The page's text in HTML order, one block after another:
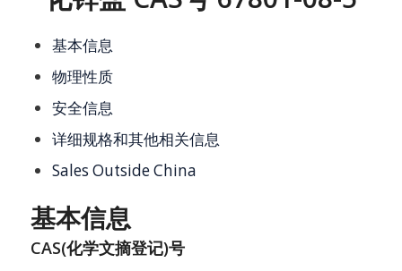
基本信息
物理性质
安全信息
详细规格和其他相关信息
Sales Outside China
基本信息
CAS(化学文摘登记)号